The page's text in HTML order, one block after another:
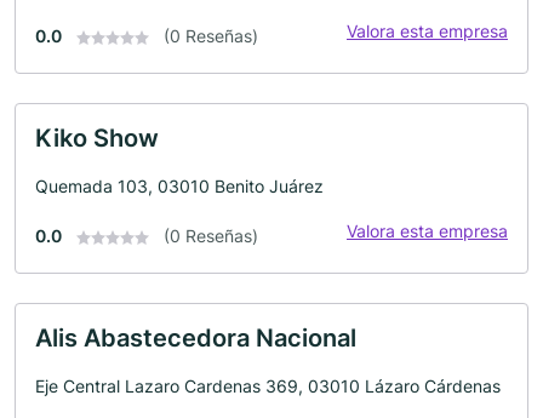
0.0 (0 Reseñas) Valora esta empresa
Kiko Show
Quemada 103, 03010 Benito Juárez
0.0 (0 Reseñas) Valora esta empresa
Alis Abastecedora Nacional
Eje Central Lazaro Cardenas 369, 03010 Lázaro Cárdenas